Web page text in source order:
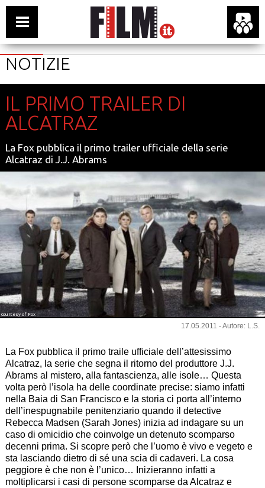
NOTIZIE
IL PRIMO TRAILER DI
ALCATRAZ
La Fox pubblica il primo trailer ufficiale della serie
Alcatraz di J.J. Abrams
courtesy of Fox
17.05.2011 - Autore: L.S.
La Fox pubblica il primo traile ufficiale dell’attesissimo
Alcatraz, la serie che segna il ritorno del produttore J.J.
Abrams al mistero, alla fantascienza, alle isole… Questa
volta però l’isola ha delle coordinate precise: siamo infatti
nella Baia di San Francisco e la storia ci porta all’interno
dell’inespugnabile penitenziario quando il detective
Rebecca Madsen (Sarah Jones) inizia ad indagare su un
caso di omicidio che coinvolge un detenuto scomparso
decenni prima. Si scopre però che l’uomo è vivo e vegeto e
sta lasciando dietro di sé una scia di cadaveri. La cosa
peggiore è che non è l’unico… Inizieranno infatti a
moltiplicarsi i casi di persone scomparse da Alcatraz e